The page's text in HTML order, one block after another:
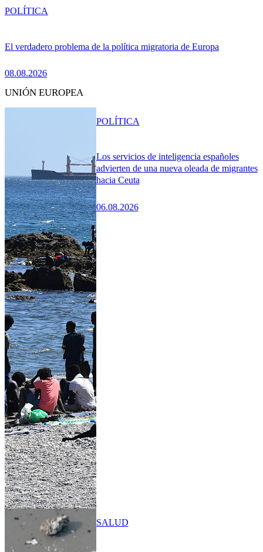
El verdadero problema de la política migratoria de Europa
08.08.2026
POLÍTICA
UNIÓN EUROPEA
Los servicios de inteligencia españoles
advierten de una nueva oleada de migrantes
hacia Ceuta
06.08.2026
POLÍTICA
SALUD